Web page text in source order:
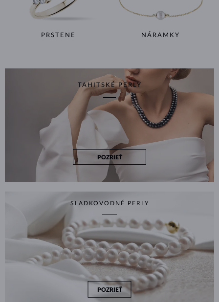
PRSTENE NÁRAMKY
TAHITSKÉ PERLY
POZRIEŤ
SLADKOVODNÉ PERLY
POZRIEŤ